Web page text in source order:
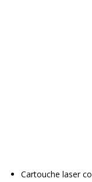
Cartouche laser